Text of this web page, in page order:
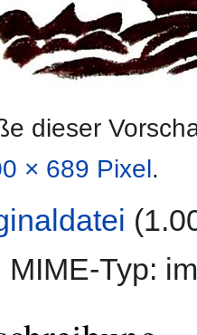
dieser
× 689 Pixel.
MIME-Typ: